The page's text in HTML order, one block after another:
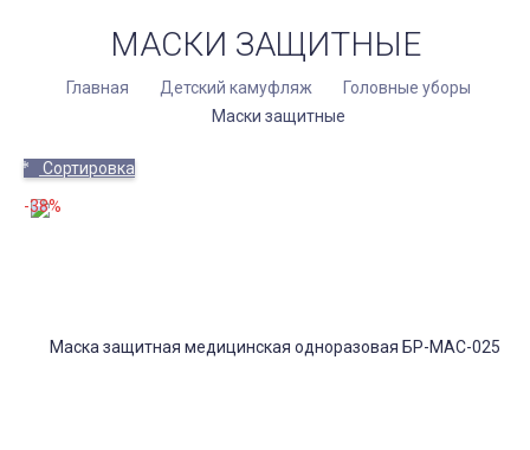
МАСКИ ЗАЩИТНЫЕ
Главная Детский камуфляж
Головные уборы
Маски защитные
Сортировка
-38%